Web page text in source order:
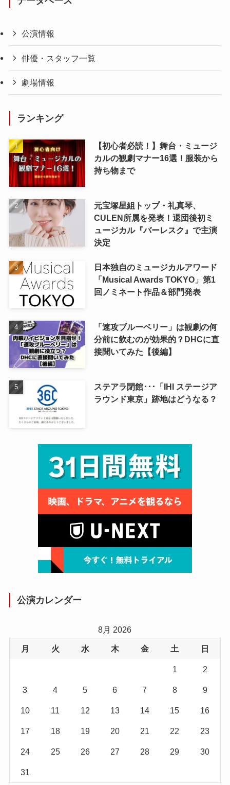
公演情報
俳優・スタッフ一覧
劇場情報
ランキング
【初心者必読！】舞台・ミュージ
カルの観劇マナー16選！服装から
持ち物まで
元宝塚星組トップ・礼真琴、
CULEN所属を発表！退団後初ミ
ュージカル『バーレスク』で主演
決定
日本独自のミュージカルアワード
「Musical Awards TOKYO」第1
回ノミネート作品＆部門発表
「速攻ブルーベリー」は観劇の何
分前に飲むのが効果的？DHCに直
接聞いてみた【後編】
ステアラ閉館･･･「IHI ステージア
ラウンド東京」跡地はどうなる？
公演カレンダー
8月 2026
月 火 水 木 金 土 日
1 2
3 4 5 6 7 8 9
10 11 12 13 14 15 16
17 18 19 20 21 22 23
24 25 26 27 28 29 30
31